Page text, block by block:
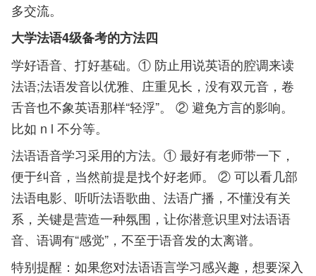
多交流。
大学法语4级备考的方法四
学好语音、打好基础。① 防止用说英语的腔调来读
法语;法语发音以优雅、庄重见长，没有双元音，卷
舌音也不象英语那样“轻浮”。 ② 避免方言的影响。
比如 n l 不分等。
法语语音学习采用的方法。① 最好有老师带一下，
便于纠音，当然前提是找个好老师。 ② 可以看几部
法语电影、听听法语歌曲、法语广播，不懂没有关
系，关键是营造一种氛围，让你潜意识里对法语语
音、语调有“感觉”，不至于语音发的太离谱。
特别提醒：如果您对法语语言学习感兴趣，想要深入